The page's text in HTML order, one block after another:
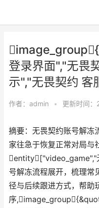
登录界面","无畏
示","无畏契约 客
作者： admin • 更新时间
摘要：无畏契约账号解冻
家往急于恢复正常对局与
号解冻流程展开，梳理常
径与后续跟进方式，帮助
序